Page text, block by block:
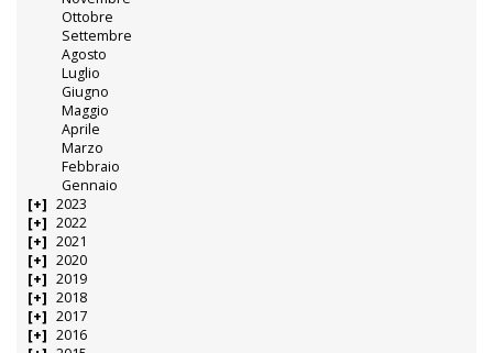
Ottobre
Settembre
Agosto
Luglio
Giugno
Maggio
Aprile
Marzo
Febbraio
Gennaio
2023
2022
2021
2020
2019
2018
2017
2016